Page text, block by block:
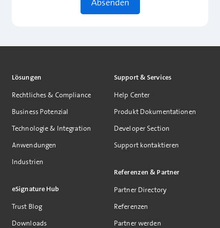
Lösungen
Rechtliches & Compliance
Business Potenzial
Technologie & Integration
Anwendungen
Industrien
eSignature Hub
Trust Blog
Downloads
Support & Services
Help Center
Produkt Dokumentationen
Developer Section
Support kontaktieren
Referenzen & Partner
Partner Directory
Referenzen
Partner werden